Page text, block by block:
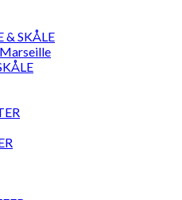
& SKÅLE